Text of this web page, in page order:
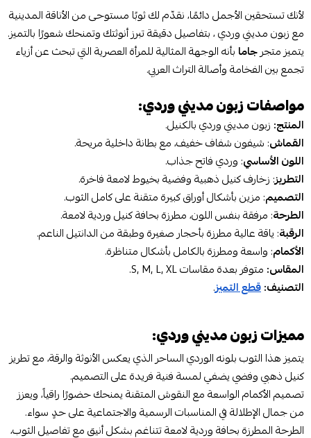
لأنك تستحقين الأجمل دائمًا، نقدّم لك ثوبًا مستوحى من الأناقة المدينية
معزبون مديني وردي، بتفاصيل دقيقة تبرز أنوثتك وتمنحك شعورًا بالتميز.
يتميز متجرجاما بأنه الوجهة المثالية للمرأة العصرية التي تبحث عن أزياء
تجمع بين الفخامة وأصالة التراث العربي.
مواصفات زبون مديني وردي:
المنتج: زبون مديني وردي بالكنيل.
القماش: شيفون شفاف خفيف، مع بطانة داخلية مريحة.
اللون الأساسي: وردي فاتح جذاب.
التطريز: زخارف كنيل ذهبية وفضية بخيوط لامعة فاخرة.
التصميم: مزين بأشكال أوراق كبيرة متقنة على كامل الثوب.
الطرحة: مرفقة بنفس اللون، مطرزة بحافة كنيل وردية لامعة.
الرقبة: ياقة عالية مطرزة بأحجار صغيرة وطبقة من الدانتيل الناعم.
الأكمام: واسعة ومطرزة بالكامل بأشكال متناظرة.
المقاس: متوفر بعدة مقاسات S, M, L, XL.
التصنيف:قطع التميز.
مميزات زبون مديني وردي:
يتميز هذا الثوب بلونه الوردي الساحر الذي يعكس الأنوثة والرقة، مع تطريز
كنيل ذهبي وفضي يضفي لمسة فنية فريدة على التصميم.
تصميم الأكمام الواسعة مع النقوش المتقنة يمنحك حضورًا راقياً، ويعزز
من جمال الإطلالة في المناسبات الرسمية والاجتماعية على حدٍ سواء.
الطرحة المطرزة بحافة وردية لامعة تتناغم بشكل أنيق مع تفاصيل الثوب،